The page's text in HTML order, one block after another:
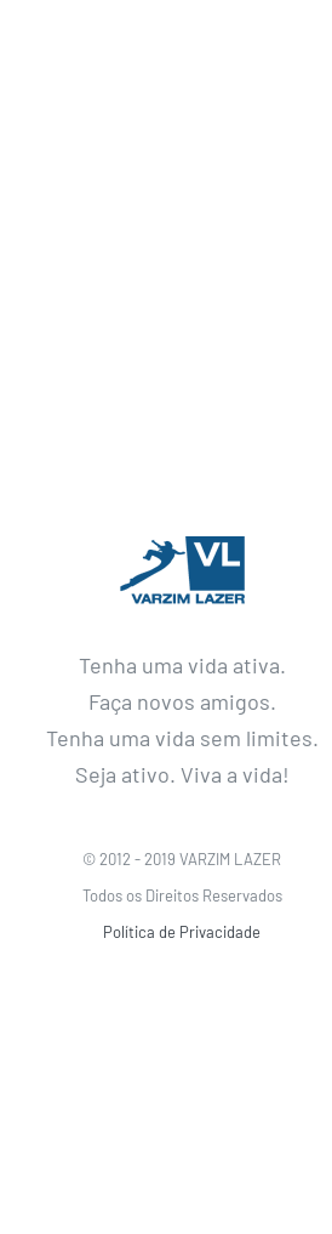
Tenha uma vida ativa.
Faça novos amigos.
Tenha uma vida sem limites.
Seja ativo. Viva a vida!
© 2012 - 2019 VARZIM LAZER
Todos os Direitos Reservados
Política de Privacidade